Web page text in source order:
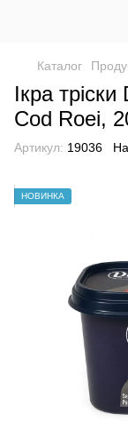
Каталог
Ікра
Cod Roei,
Артикул: 19036
НОВИНКА